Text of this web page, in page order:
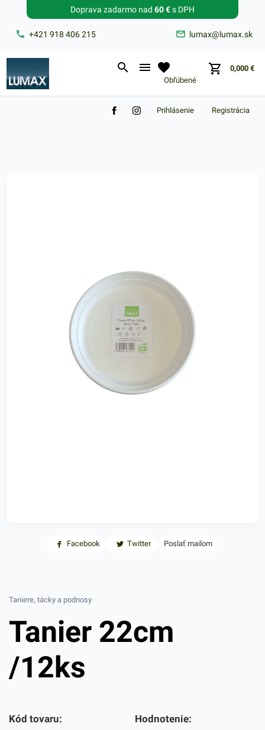
+421 918 406 215 lumax@lumax.sk
Doprava zadarmo nad 60 €s DPH
Obľúbené
0,000 €
Zabudnuté heslo?
Registrácia
Prihlásenie
Facebook Twitter Poslať mailom
Taniere, tácky a podnosy
Tanier 22cm
/12ks
Kód tovaru: Hodnotenie: